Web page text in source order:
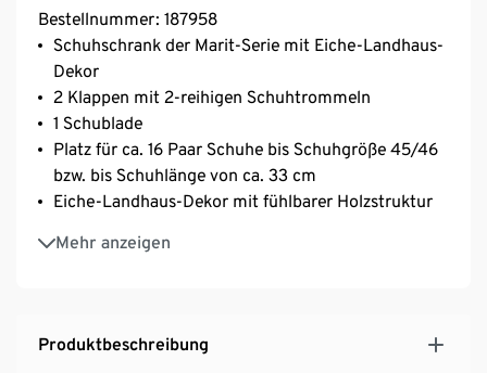
Bestellnummer: 187958
Schuhschrank der Marit-Serie mit Eiche-Landhaus-
Dekor
2 Klappen mit 2-reihigen Schuhtrommeln
1 Schublade
Platz für ca. 16 Paar Schuhe bis Schuhgröße 45/46
bzw. bis Schuhlänge von ca. 33 cm
Eiche-Landhaus-Dekor mit fühlbarer Holzstruktur
Mehr anzeigen
Hersteller: Schildmeyer
MADE IN GERMANY
Produktbeschreibung